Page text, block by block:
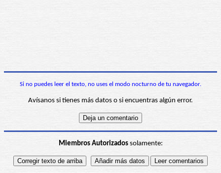
Si no puedes leer el texto, no uses el modo nocturno de tu navegador.
Avísanos si tienes más datos o si encuentras algún error.
Miembros Autorizadossolamente: